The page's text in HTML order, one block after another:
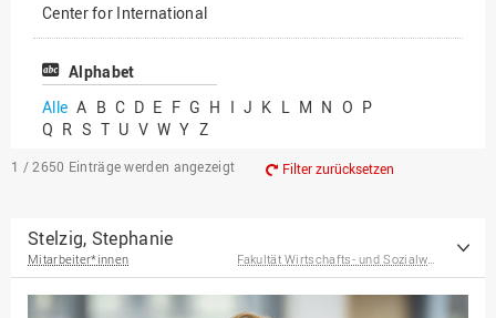
Center for International
Mobility
Center for International
Chancengerechtigkeit
eLearning Competence
EU-Büro
Fakultät
Agrarwissenschaften und
Landschaftsarchitektur
Professor*innen im
Alphabet
Alle A B C D E F G H I J K L M N O P
Q R S T U V W Y Z
1 / 2650 Einträge werden angezeigt Filter zurücksetzen
Stelzig, Stephanie
Mitarbeiter*innen